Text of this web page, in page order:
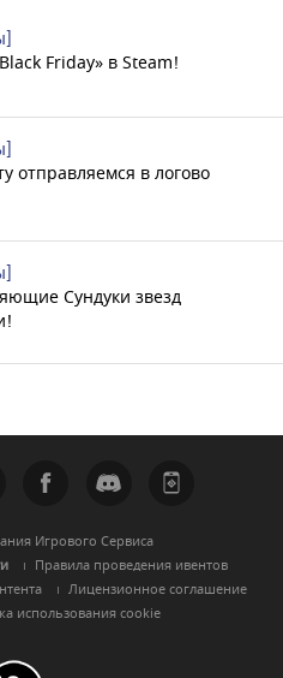
Friday» в Steam!
отправляемся в логово
Сундуки звезд
Игрового Сервиса
Правила проведения ивентов
Лицензионное соглашение
использования cookie